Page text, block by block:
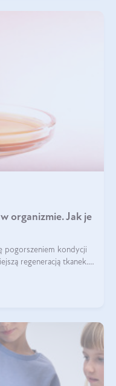
organizmie. Jak je
pogorszeniem kondycji
regeneracją tkanek.